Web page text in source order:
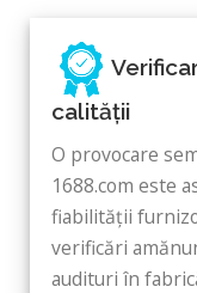
calității
O provocare
1688.com este
fiabilității
verificări
audituri în